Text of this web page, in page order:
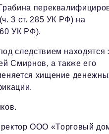
3 ст. 285 УК РФ) на
УК РФ).
следствием находятся
Смирнов, а также его
хищение
ООО «Торговый